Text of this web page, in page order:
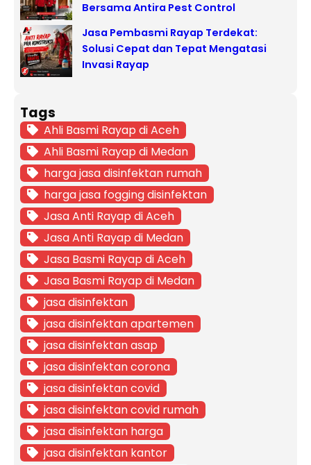
Bersama Antira Pest Control
Jasa Pembasmi Rayap Terdekat:
Solusi Cepat dan Tepat Mengatasi
Invasi Rayap
Tags
Ahli Basmi Rayap di Aceh
Ahli Basmi Rayap di Medan
harga jasa disinfektan rumah
harga jasa fogging disinfektan
Jasa Anti Rayap di Aceh
Jasa Anti Rayap di Medan
Jasa Basmi Rayap di Aceh
Jasa Basmi Rayap di Medan
jasa disinfektan
jasa disinfektan apartemen
jasa disinfektan asap
jasa disinfektan corona
jasa disinfektan covid
jasa disinfektan covid rumah
jasa disinfektan harga
jasa disinfektan kantor